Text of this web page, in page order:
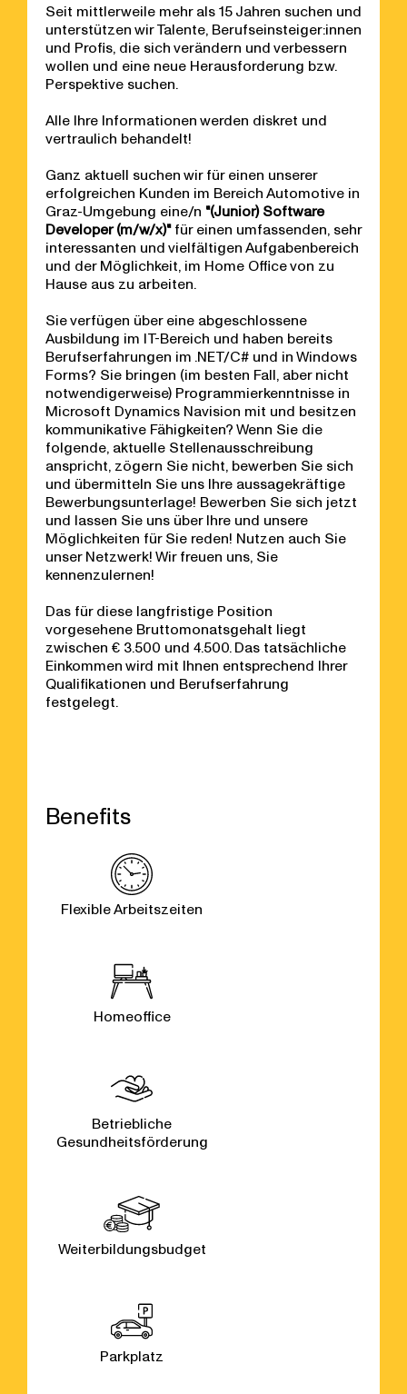
Seit mittlerweile mehr als 15 Jahren suchen und
unterstützen wir Talente, Berufseinsteiger:innen
und Profis, die sich verändern und verbessern
wollen und eine neue Herausforderung bzw.
Perspektive suchen.
Alle Ihre Informationen werden diskret und
vertraulich behandelt!
Ganz aktuell suchen wir für einen unserer
erfolgreichen Kunden im Bereich Automotive in
Graz-Umgebung eine/n "(Junior) Software
Developer (m/w/x)"für einen umfassenden, sehr
interessanten und vielfältigen Aufgabenbereich
und der Möglichkeit, im Home Office von zu
Hause aus zu arbeiten.
Sie verfügen über eine abgeschlossene
Ausbildung im IT-Bereich und haben bereits
Berufserfahrungen im .NET/C# und in Windows
Forms? Sie bringen (im besten Fall, aber nicht
notwendigerweise) Programmierkenntnisse in
Microsoft Dynamics Navision mit und besitzen
kommunikative Fähigkeiten? Wenn Sie die
folgende, aktuelle Stellenausschreibung
anspricht, zögern Sie nicht, bewerben Sie sich
und übermitteln Sie uns Ihre aussagekräftige
Bewerbungsunterlage! Bewerben Sie sich jetzt
und lassen Sie uns über Ihre und unsere
Möglichkeiten für Sie reden! Nutzen auch Sie
unser Netzwerk! Wir freuen uns, Sie
kennenzulernen!
Das für diese langfristige Position
vorgesehene Bruttomonatsgehalt liegt
zwischen € 3.500 und 4.500. Das tatsächliche
Einkommen wird mit Ihnen entsprechend Ihrer
Qualifikationen und Berufserfahrung
festgelegt.
Benefits
Flexible Arbeitszeiten
Homeoffice
Betriebliche
Gesundheitsförderung
Weiterbildungsbudget
Parkplatz